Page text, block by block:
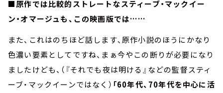
■原作では比較的ストレートなスティーブ・マックイー
ン・オマージュも、この映画版では……
また、これはのちほど話します、原作小説のほうにかなり
色濃い要素としてですね、まぁ今やこの断りが必要になり
ましたけども、（『それでも夜は明ける』などの監督スティ
ーブ・マックイーンではなく） 「60年代、70年代を中心に活